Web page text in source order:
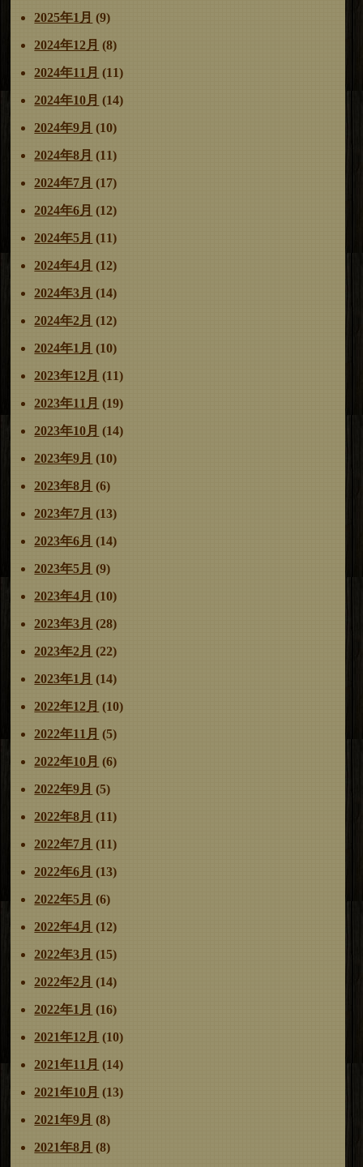
2025年1月 (9)
2024年12月 (8)
2024年11月 (11)
2024年10月 (14)
2024年9月 (10)
2024年8月 (11)
2024年7月 (17)
2024年6月 (12)
2024年5月 (11)
2024年4月 (12)
2024年3月 (14)
2024年2月 (12)
2024年1月 (10)
2023年12月 (11)
2023年11月 (19)
2023年10月 (14)
2023年9月 (10)
2023年8月 (6)
2023年7月 (13)
2023年6月 (14)
2023年5月 (9)
2023年4月 (10)
2023年3月 (28)
2023年2月 (22)
2023年1月 (14)
2022年12月 (10)
2022年11月 (5)
2022年10月 (6)
2022年9月 (5)
2022年8月 (11)
2022年7月 (11)
2022年6月 (13)
2022年5月 (6)
2022年4月 (12)
2022年3月 (15)
2022年2月 (14)
2022年1月 (16)
2021年12月 (10)
2021年11月 (14)
2021年10月 (13)
2021年9月 (8)
2021年8月 (8)